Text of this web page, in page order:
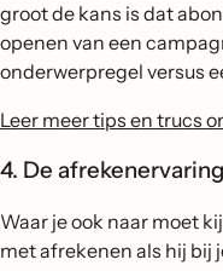
groot de kans is dat
openen van een
onderwerpregel versus
Leer meer tips en trucs
4. De
Waar je ook naar moet
met afrekenen als hij bij